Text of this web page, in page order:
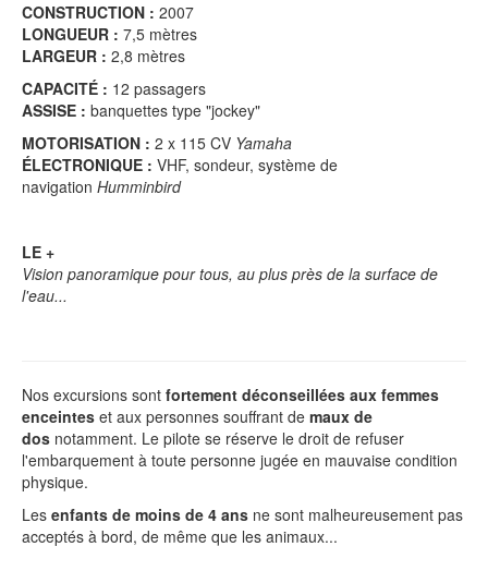
CONSTRUCTION : 2007
LONGUEUR : 7,5 mètres
LARGEUR : 2,8 mètres
CAPACITÉ : 12 passagers
ASSISE : banquettes type "jockey"
MOTORISATION : 2 x 115 CV Yamaha
ÉLECTRONIQUE : VHF, sondeur, système de
navigation Humminbird
LE +
Vision panoramique pour tous, au plus près de la surface de
l'eau...
Nos excursions sont fortement déconseillées aux femmes
enceintes et aux personnes souffrant de maux de
dos notamment. Le pilote se réserve le droit de refuser
l'embarquement à toute personne jugée en mauvaise condition
physique.
Les enfants de moins de 4 ans ne sont malheureusement pas
acceptés à bord, de même que les animaux...